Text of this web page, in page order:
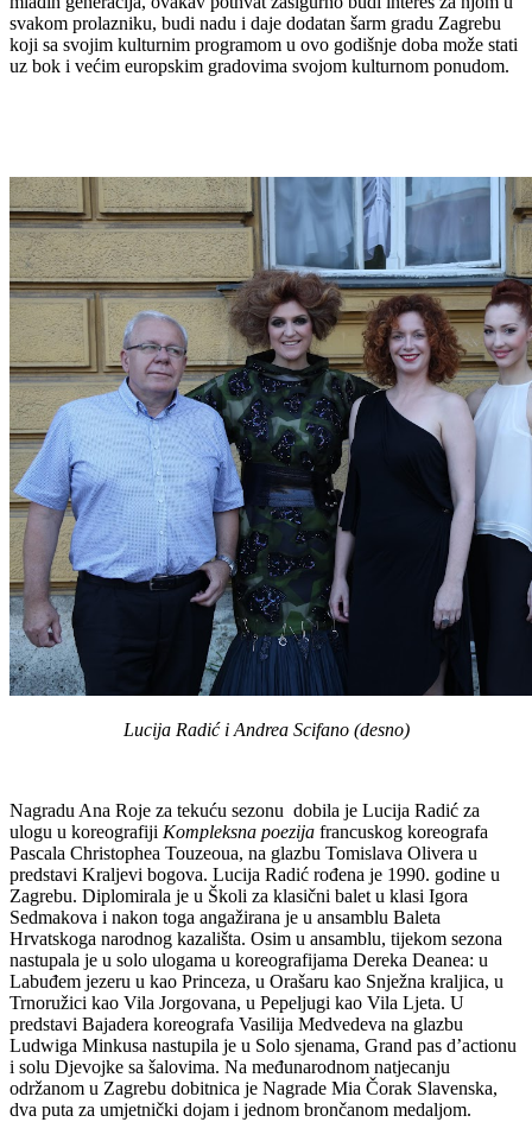
svakom prolazniku, budi nadu i daje dodatan šarm gradu Zagrebu
koji sa svojim kulturnim programom u ovo godišnje doba može stati
uz bok i većim europskim gradovima svojom kulturnom ponudom.
Lucija Radić i Andrea Scifano (desno)
Nagradu Ana Roje za tekuću sezonu dobila je Lucija Radić za
ulogu u koreografiji Kompleksna poezija francuskog koreografa
Pascala Christophea Touzeoua, na glazbu Tomislava Olivera u
predstavi Kraljevi bogova. Lucija Radić rođena je 1990. godine u
Zagrebu. Diplomirala je u Školi za klasični balet u klasi Igora
Sedmakova i nakon toga angažirana je u ansamblu Baleta
Hrvatskoga narodnog kazališta. Osim u ansamblu, tijekom sezona
nastupala je u solo ulogama u koreografijama Dereka Deanea: u
Labuđem jezeru u kao Princeza, u Orašaru kao Snježna kraljica, u
Trnoružici kao Vila Jorgovana, u Pepeljugi kao Vila Ljeta. U
predstavi Bajadera koreografa Vasilija Medvedeva na glazbu
Ludwiga Minkusa nastupila je u Solo sjenama, Grand pas d’actionu
i solu Djevojke sa šalovima. Na međunarodnom natjecanju
održanom u Zagrebu dobitnica je Nagrade Mia Čorak Slavenska,
dva puta za umjetnički dojam i jednom brončanom medaljom.